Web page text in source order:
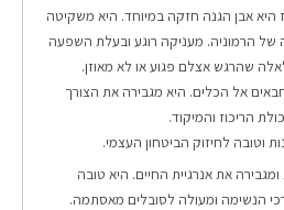
היא אבן הגנה חזקה במיוחד. היא משקיטה
הרמוניה. מעניקה רוגע ובעלת השפעה
שהרגש אצלם פגוע או לא מאוזן.
אל הכלים. היא מגבירה את הצורך
הריכוז והמיקוד.
וטובה לחיזוק הביטחון העצמי.
את אנרגיית החיים. היא טובה
הנשימה ומעולה לסובלים מאסתמה.